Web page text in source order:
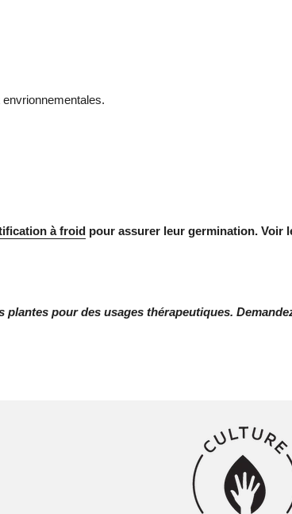
à froid pour assurer leur germination. Voir
pour des usages thérapeutiques.